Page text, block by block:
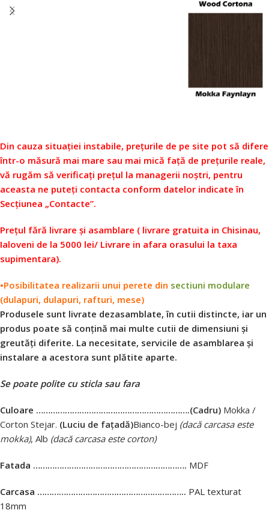
Din cauza situației instabile, prețurile de pe site pot să difere
într-o măsură mai mare sau mai mică față de prețurile reale,
vă rugăm să verificați prețul la managerii noștri, pentru
aceasta ne puteți contacta conform datelor indicate în
Secțiunea „Contacte”.
Prețul fără livrare și asamblare ( livrare gratuita in Chisinau,
Ialoveni de la 5000 lei/ Livrare in afara orasului la taxa
supimentara).
•Posibilitatea realizarii unui perete din sectiuni modulare
(dulapuri, dulapuri, rafturi, mese)
Produsele sunt livrate dezasamblate, în cutii distincte, iar un
produs poate să conțină mai multe cutii de dimensiuni și
greutăți diferite. La necesitate, servicile de asamblarea și
instalare a acestora sunt plătite aparte.
Se poate polite cu sticla sau fara
Culoare ……………………………………………………….(Cadru) Mokka /
Corton Stejar. (Luciu de fațadă)Bianco-bej (dacă carcasa este
mokka), Alb (dacă carcasa este corton)
Fatada ………………………………………………………. MDF
Carcasa …………………………………………………….. PAL texturat
18mm